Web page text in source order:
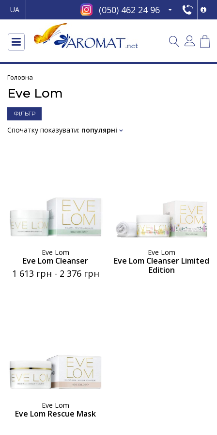
UA (050) 462 24 96
Головна
Eve Lom
ФІЛЬТР
Спочатку показувати: популярні
Eve Lom
Eve Lom Cleanser
1 613 грн - 2 376 грн
Eve Lom
Eve Lom Cleanser Limited
Edition
Eve Lom
Eve Lom Rescue Mask